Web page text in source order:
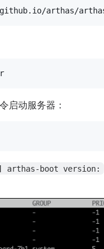
启动服务器：
arthas-boot version: